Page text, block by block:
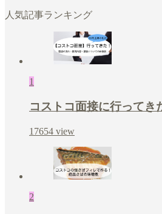
人気記事ランキング
1
コストコ面接に行って
17654 view
2